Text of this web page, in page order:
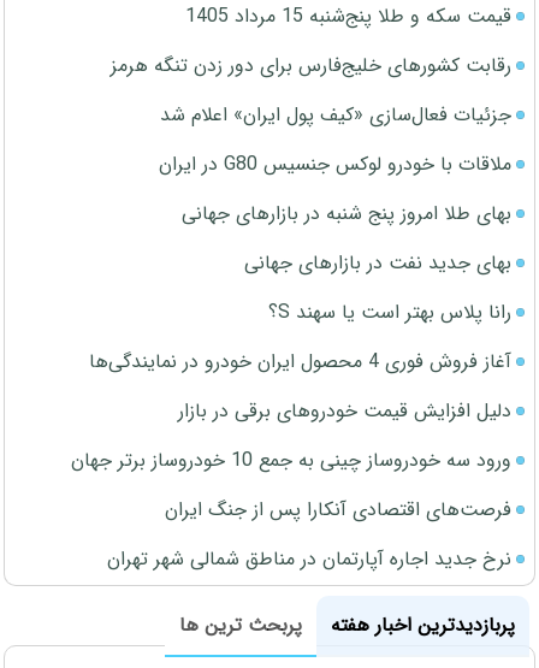
قیمت سکه و طلا پنج‌شنبه 15 مرداد 1405
رقابت کشورهای خلیج‌فارس برای دور زدن تنگه هرمز
جزئیات فعال‌سازی «کیف پول ایران» اعلام شد
ملاقات با خودرو لوکس جنسیس G80 در ایران
بهای طلا امروز پنج شنبه در بازارهای جهانی
بهای جدید نفت در بازارهای جهانی
رانا پلاس بهتر است یا سهند S؟
آغاز فروش فوری 4 محصول ایران خودرو در نمایندگی‌ها
دلیل افزایش قیمت خودروهای برقی در بازار
ورود سه خودروساز چینی به جمع 10 خودروساز برتر جهان
فرصت‌های اقتصادی آنکارا پس از جنگ ایران
نرخ جدید اجاره آپارتمان در مناطق شمالی شهر تهران
پربازدیدترین اخبار هفته
پربحث ترین ها